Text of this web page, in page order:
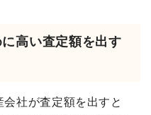
高い査定額を出す
社が査定額を出すと